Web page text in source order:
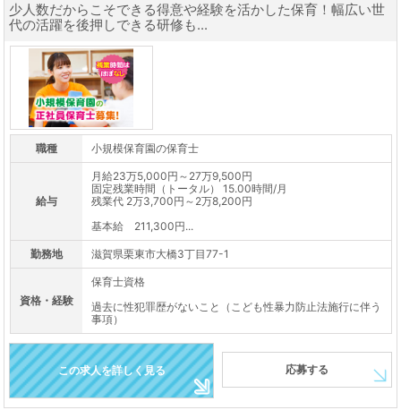
少人数だからこそできる得意や経験を活かした保育！幅広い世
代の活躍を後押しできる研修も...
職種 小規模保育園の保育士
給与
月給23万5,000円～27万9,500円
固定残業時間（トータル） 15.00時間/月
残業代 2万3,700円～2万8,200円
基本給 211,300円...
勤務地 滋賀県栗東市大橋3丁目77-1
資格・経験
保育士資格
過去に性犯罪歴がないこと（こども性暴力防止法施行に伴う
事項）
この求人を詳しく見る 応募する